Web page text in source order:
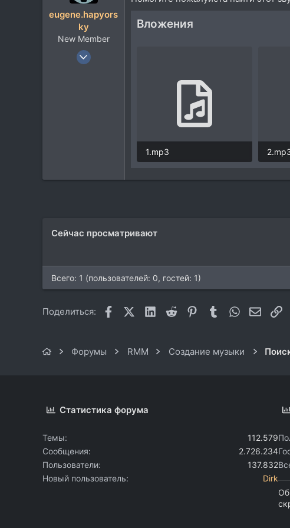
eugene.hapyors
ky
New Member
30 Июл 2025
Вложения
1.mp3
Сейчас просматривают
Всего: 1 (пользователей: 0, гостей: 1)
Поделиться: FacebookX (Twitter)
LinkedIn
Reddit Pinterest
TumblrWhatsApp
Форумы RMM Создание музыки
Статистика форума
Темы
112.579
Сообщения
2.726.234
Пользователи
137.832
Новый пользователь
Dirk